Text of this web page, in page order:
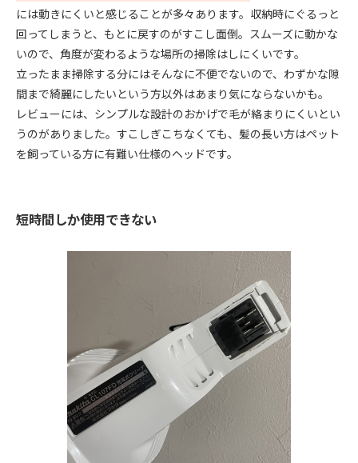
には動きにくいと感じることが多々あります。収納時にぐるっと
回ってしまうと、もとに戻すのがすこし面倒。スムーズに動かな
いので、角度が変わるような場所の掃除はしにくいです。
立ったまま掃除する分にはそんなに不便でないので、わずかな隙
間まで綺麗にしたいという方以外はあまり気にならないかも。
レビューには、シンプルな設計のおかげで毛が絡まりにくいとい
うのがありました。すこしぎこちなくても、髪の長い方はペット
を飼っている方に有難い仕様のヘッドです。
短時間しか使用できない